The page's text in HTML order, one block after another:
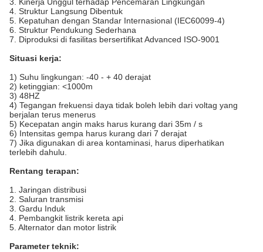
3. Kinerja Unggul terhadap Pencemaran Lingkungan
4. Struktur Langsung Dibentuk
5. Kepatuhan dengan Standar Internasional (IEC60099-4)
6. Struktur Pendukung Sederhana
7. Diproduksi di fasilitas bersertifikat Advanced ISO-9001
Situasi kerja:
1) Suhu lingkungan: -40 - + 40 derajat
2) ketinggian: <1000m
3) 48HZ
4) Tegangan frekuensi daya tidak boleh lebih dari voltag yang
berjalan terus menerus
5) Kecepatan angin maks harus kurang dari 35m / s
6) Intensitas gempa harus kurang dari 7 derajat
7) Jika digunakan di area kontaminasi, harus diperhatikan
terlebih dahulu.
Rentang terapan:
1. Jaringan distribusi
2. Saluran transmisi
3. Gardu Induk
4. Pembangkit listrik kereta api
5. Alternator dan motor listrik
Parameter teknik: